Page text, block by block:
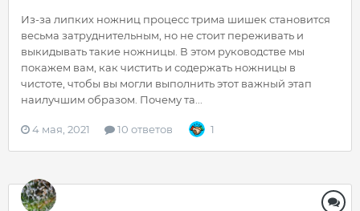
Из-за липких ножниц процесс трима шишек становится
весьма затруднительным, но не стоит переживать и
выкидывать такие ножницы. В этом руководстве мы
покажем вам, как чистить и содержать ножницы в
чистоте, чтобы вы могли выполнить этот важный этап
наилучшим образом. Почему та...
4 мая, 2021 10 ответов 1